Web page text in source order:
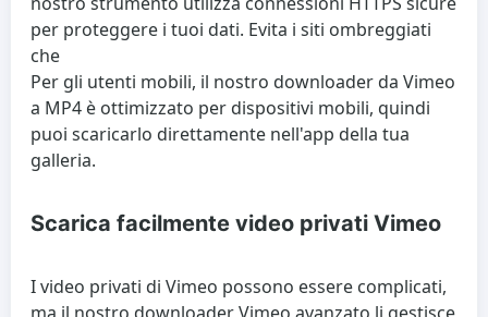
per proteggere i tuoi dati. Evita i siti ombreggiati
che
Per gli utenti mobili, il nostro downloader da Vimeo
a MP4 è ottimizzato per dispositivi mobili, quindi
puoi scaricarlo direttamente nell'app della tua
galleria.
Scarica facilmente video privati ​​Vimeo
I video privati ​​di Vimeo possono essere complicati,